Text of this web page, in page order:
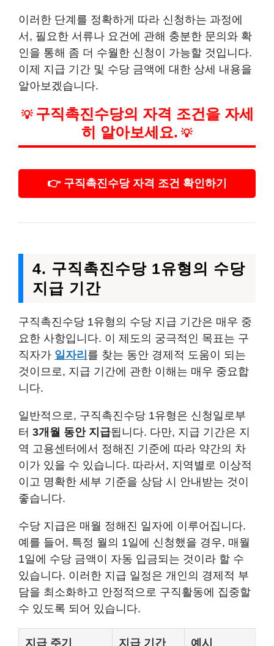
이러한 단계를 정확하게 따라 신청하는 과정에
서, 필요한 서류나 요건에 관해 충분한 문의와 확
인을 통해 좀 더 수월한 신청이 가능할 것입니다.
이제 지급 기간 및 수당 금액에 대한 상세 내용을
알아보겠습니다.
💡 구직촉진수당의 자격 조건을 자세
히 알아보세요. 💡
👉 구직촉진수당 자격 조건 확인하기
4. 구직촉진수당 1유형의 수당
지급 기간
구직촉진수당 1유형의 수당 지급 기간은 매우 중
요한 사항입니다. 이 제도의 궁극적인 목표는 구
직자가 일자리 를 찾는 동안 경제적 도움이 되는
것이므로, 지급 기간에 관한 이해는 매우 중요합
니다.
일반적으로, 구직촉진수당 1유형은 신청일로부
터 3개월 동안 지급됩니다. 다만, 지급 기간은 지
역 고용센터에서 정해진 기준에 따라 약간의 차
이가 있을 수 있습니다. 따라서, 지역별로 이상적
이고 명확한 세부 기준을 상담 시 안내받는 것이
좋습니다.
수당 지급은 매월 정해진 일자에 이루어집니다.
예를 들어, 특정 월의 1일에 신청했을 경우, 매월
1일에 수당 금액이 자동 입금되는 것이라 할 수
있습니다. 이러한 지급 일정은 개인의 경제적 부
담을 최소화하고 안정적으로 구직활동에 집중할
수 있도록 되어 있습니다.
지급 주기 지급 기간 예시